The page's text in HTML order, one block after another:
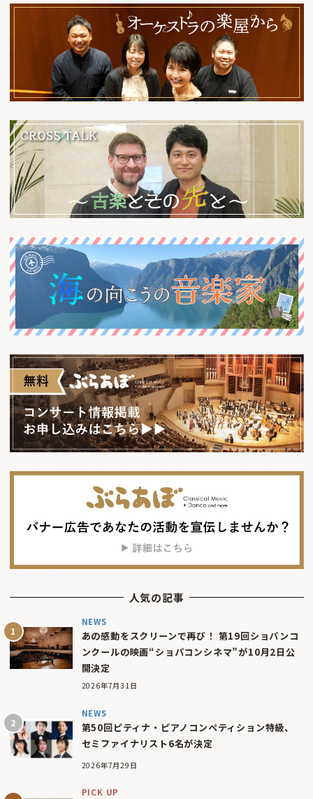
人気の記事
NEWS
あの感動をスクリーンで再び！ 第19回ショパンコ
ンクールの映画“ショパコンシネマ”が10月2日公
開決定
2026年7月31日
NEWS
第50回ピティナ・ピアノコンペティション特級、
セミファイナリスト6名が決定
2026年7月29日
PICK UP